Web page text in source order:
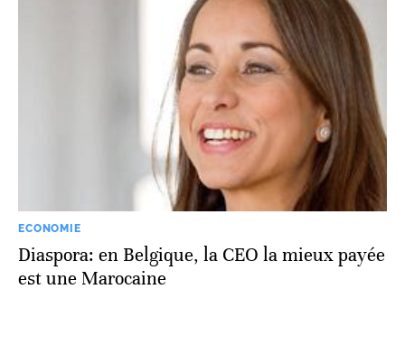
ECONOMIE
Diaspora: en Belgique, la CEO la mieux payée
est une Marocaine